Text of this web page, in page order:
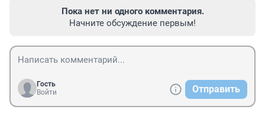
Пока нет ни одного комментария.
Начните обсуждение первым!
Гость
Войти
Отправить